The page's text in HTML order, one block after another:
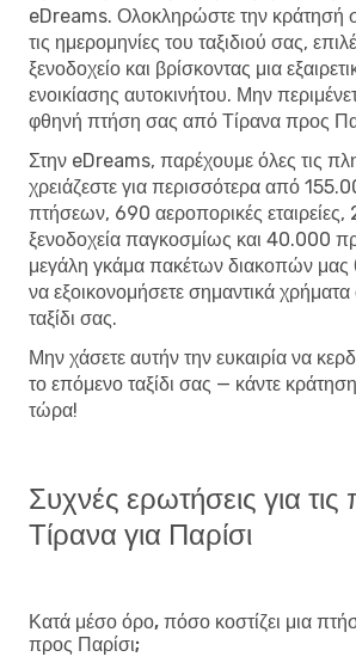
eDreams. Ολοκληρώστε την κράτησή
τις ημερομηνίες του ταξιδιού σας,
ξενοδοχείο και βρίσκοντας μια
ενοικίασης αυτοκινήτου. Μην
φθηνή πτήση σας από Τίρανα προς
Στην eDreams, παρέχουμε όλες τις
χρειάζεστε για περισσότερα από
πτήσεων, 690 αεροπορικές
ξενοδοχεία παγκοσμίως και 40.000
μεγάλη γκάμα πακέτων διακοπών μας
να εξοικονομήσετε σημαντικά
ταξίδι σας.
Μην χάσετε αυτήν την ευκαιρία να
το επόμενο ταξίδι σας — κάντε
τώρα!
Συχνές ερωτήσεις για
Τίρανα για Παρίσι
Κατά μέσο όρο, πόσο κοστίζει μια
προς Παρίσι;